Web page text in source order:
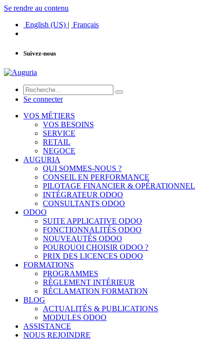
Se rendre au contenu
English (US) | Français
Suivez-nous
Se connecter
VOS MÉTIERS
VOS BESOINS
SERVICE
RETAIL
NEGOCE
AUGURIA
QUI SOMMES-NOUS ?
CONSEIL EN PERFORMANCE
PILOTAGE FINANCIER & OPÉRATIONNEL
INTÉGRATEUR ODOO
CONSULTANTS ODOO
ODOO
SUITE APPLICATIVE ODOO
FONCTIONNALITÉS ODOO
NOUVEAUTÉS ODOO
POURQUOI CHOISIR ODOO ?
PRIX DES LICENCES ODOO
FORMATIONS
PROGRAMMES
RÈGLEMENT INTÉRIEUR
RÉCLAMATION FORMATION
BLOG
ACTUALITÉS & PUBLICATIONS
MODULES ODOO
ASSISTANCE
NOUS REJOINDRE